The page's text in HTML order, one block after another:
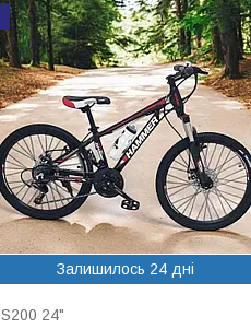
Залишилось 24 дні
S200 24"